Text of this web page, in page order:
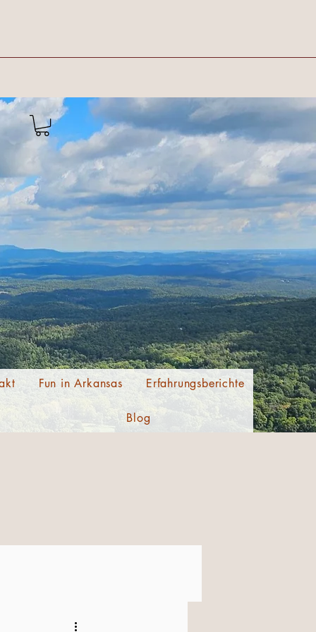
Fun in Arkansas Erfahrungsberichte
Blog